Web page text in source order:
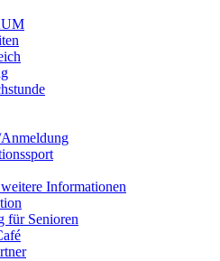
Informationen
für Senioren